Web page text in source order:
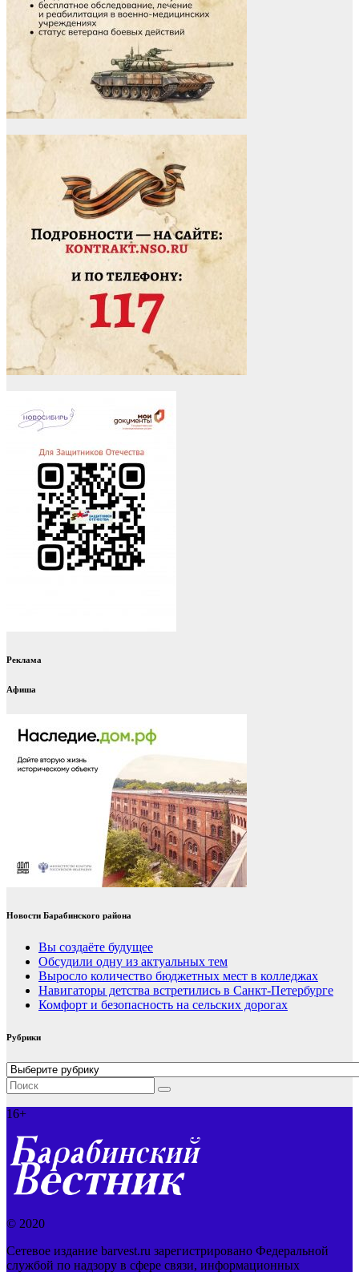
Реклама
Афиша
Новости Барабинского района
Вы создаёте будущее
Обсудили одну из актуальных тем
Выросло количество бюджетных мест в колледжах
Навигаторы детства встретились в Санкт-Петербурге
Комфорт и безопасность на сельских дорогах
Рубрики
Рубрики
16+
© 2020
Сетевое издание barvest.ru зарегистрировано Федеральной
службой по надзору в сфере связи, информационных